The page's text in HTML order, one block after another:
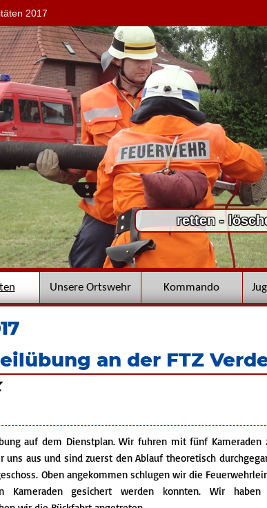
2017
retten -
Unsere Ortswehr Kommando
an der FTZ
auf dem Dienstplan. Wir fuhren mit fünf Kameraden
aus und sind zuerst den Ablauf theoretisch
Oben angekommen schlugen wir die
Kameraden gesichert werden konnten. Wir